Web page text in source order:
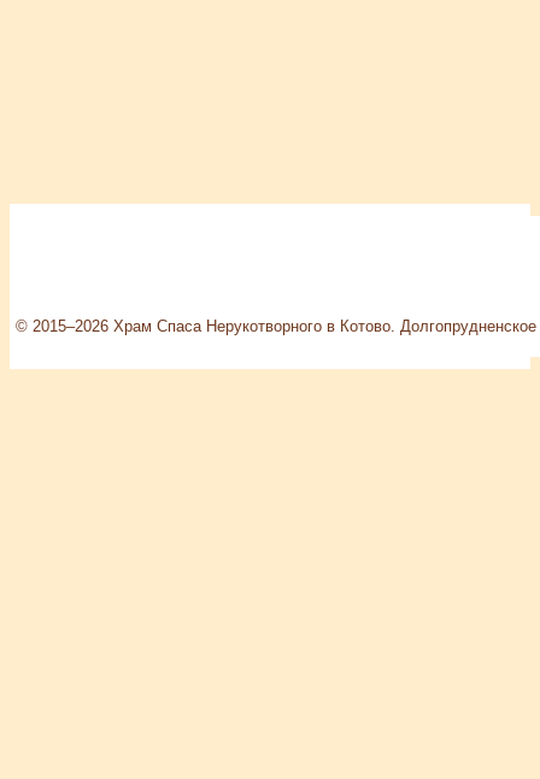
© 2015–2026 Храм Спаса Нерукотворного в Котово.